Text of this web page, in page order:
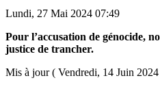
Lundi, 27 Mai 2024 07:49
Pour l’accusation de génocide,
justice de trancher.
Mis à jour ( Vendredi, 14 Juin